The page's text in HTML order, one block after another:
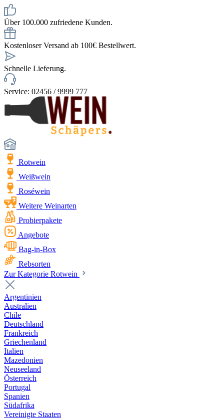
Über 100.000 zufriedene Kunden.
Kostenloser Versand ab 100€ Bestellwert.
Schnelle Lieferung.
Service: 02456 / 9999 777
Rotwein
Weißwein
Roséwein
Weitere Weinarten
Probierpakete
Angebote
Bag-in-Box
Rebsorten
Zur Kategorie Rotwein
Argentinien
Australien
Chile
Deutschland
Frankreich
Griechenland
Italien
Mazedonien
Neuseeland
Österreich
Portugal
Spanien
Südafrika
Vereinigte Staaten